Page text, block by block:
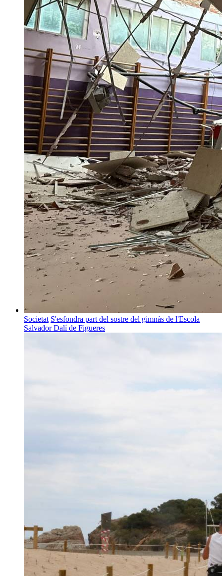
Societat S'esfondra part del sostre del gimnàs de l'Escola
Salvador Dalí de Figueres